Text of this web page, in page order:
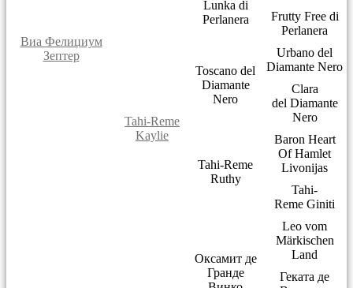
Виа Фелициум
Зептер
Lunka di
Perlanera
Frutty Free di
Perlanera
Tahi-Reme
Kaylie
Toscano del
Diamante
Nero
Urbano del
Diamante Nero
Clara
del Diamante
Nero
Tahi-Reme
Ruthy
Baron Heart
Of Hamlet
Livonijas
Tahi-
Reme Giniti
Оксамит де
Гранде
Leo vom
Märkischen
Land
Геката де